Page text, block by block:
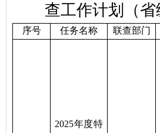
查工作计划
（
序号 任务名称 联查部门
2025年度特